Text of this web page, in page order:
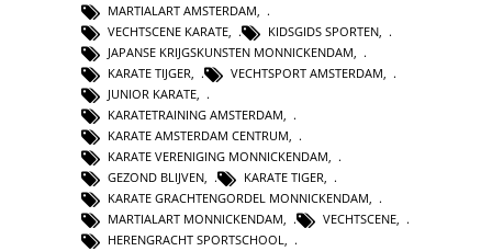
MARTIALART AMSTERDAM
VECHTSCENE KARATE
KIDSGIDS SPORTEN
JAPANSE KRIJGSKUNSTEN MONNICKENDAM
KARATE TIJGER
VECHTSPORT AMSTERDAM
JUNIOR KARATE
KARATETRAINING AMSTERDAM,
KARATE AMSTERDAM CENTRUM,
KARATE VERENIGING MONNICKENDAM,
GEZOND BLIJVEN, KARATE TIGER,
KARATE GRACHTENGORDEL MONNICKENDAM,
MARTIALART MONNICKENDAM, VECHTSCENE,
HERENGRACHT SPORTSCHOOL,